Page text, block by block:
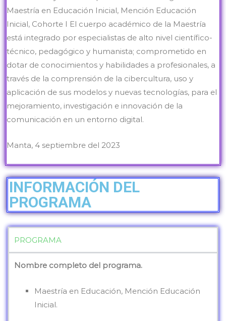
Maestría en Educación Inicial, Mención Educación
Inicial, Cohorte I El cuerpo académico de la Maestría
está integrado por especialistas de alto nivel científico-
técnico, pedagógico y humanista; comprometido en
dotar de conocimientos y habilidades a profesionales, a
través de la comprensión de la cibercultura, uso y
aplicación de sus modelos y nuevas tecnologías, para el
mejoramiento, investigación e innovación de la
comunicación en un entorno digital.
Manta, 4 septiembre del 2023
INFORMACIÓN DEL
PROGRAMA
PROGRAMA
Nombre completo del programa.
Maestría en Educación, Mención Educación
Inicial.